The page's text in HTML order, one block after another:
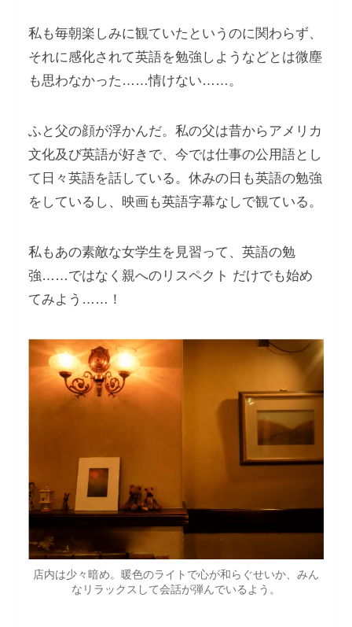
私も毎朝楽しみに観ていたというのに関わらず、
それに感化されて英語を勉強しようなどとは微塵
も思わなかった……情けない……。
ふと父の顔が浮かんだ。私の父は昔からアメリカ
文化及び英語が好きで、今では仕事の公用語とし
て日々英語を話している。休みの日も英語の勉強
をしているし、映画も英語字幕なしで観ている。
私もあの素敵な女学生を見習って、英語の勉
強……ではなく親へのリスペクト だけでも始め
てみよう……！
店内は少々暗め。暖色のライトで心が和らぐせいか、みん
なリラックスして会話が弾んでいるよう。